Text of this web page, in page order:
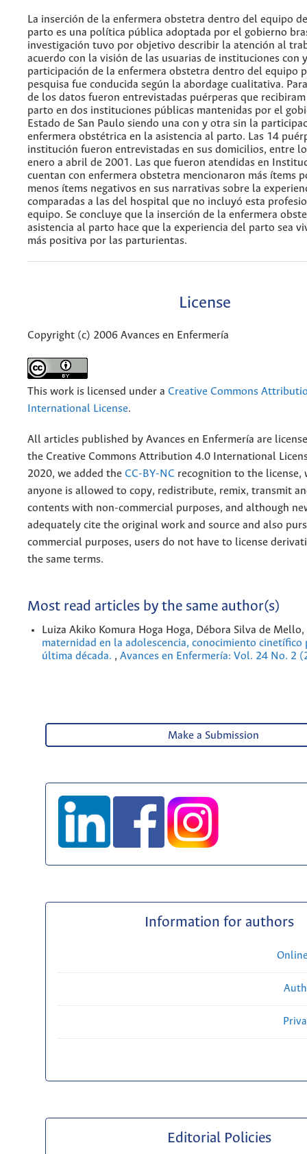
La inserción de la enfermera obstetra dentro del equipo
parto es una política pública adoptada por el gobierno
investigación tuvo por objetivo describir la atención al
acuerdo con la visión de las usuarias de instituciones con
participación de la enfermera obstetra dentro del equipo
pesquisa fue conducida según la abordage cualitativa.
de los datos fueron entrevistadas puérperas que
parto en dos instituciones públicas mantenidas por el
Estado de San Paulo siendo una con y otra sin la
enfermera obstétrica en la asistencia al parto. Las 14
institución fueron entrevistadas en sus domicilios, entre
enero a abril de 2001. Las que fueron atendidas en
cuentan con enfermera obstetra mencionaron más ítems
menos ítems negativos en sus narrativas sobre la
comparadas a las del hospital que no incluyó esta
equipo. Se concluye que la inserción de la enfermera
asistencia al parto hace que la experiencia del parto sea
más positiva por las parturientas.
License
Copyright (c) 2006 Avances en Enfermería
This work is licensed under a Creative Commons
International License.
All articles published by Avances en Enfermería are
the Creative Commons Attribution 4.0 International
2020, we added the CC-BY-NC recognition to the license,
anyone is allowed to copy, redistribute, remix, transmit
contents with non-commercial purposes, and although
adequately cite the original work and source and also
commercial purposes, users do not have to license
the same terms.
Most read articles by the same author(s)
Luiza Akiko Komura Hoga Hoga, Débora Silva de Mello,
maternidad en la adolescencia, conocimiento cinetífico
última década. , Avances en Enfermería: Vol. 24 No. 2
Make a Submission
Information for authors
Editorial Policies